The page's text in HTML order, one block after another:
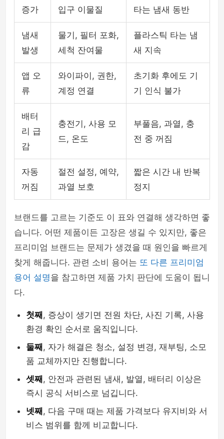
증가
입구 이물질
타는 냄새 동반
냄새
발생
물기, 필터 포화,
세척 잔여물
플라스틱 타는 냄
새 지속
앱 오
류
와이파이, 권한,
계정 연결
초기화 후에도 기
기 인식 불가
배터
리 급
감
충전기, 사용 모
드, 온도
부풀음, 과열, 충
전 중 꺼짐
자동
꺼짐
절전 설정, 예약,
과열 보호
짧은 시간 내 반복
정지
브랜드를 고르는 기준도 이 표와 연결해 생각하면 좋
습니다. 어떤 제품이든 고장은 생길 수 있지만, 좋은
프리미엄 브랜드는 문제가 생겼을 때 원인을 빠르게
찾게 해줍니다. 관련 소비 용어는 또 다른 프리미엄
용어 설명을 참고하면 제품 가치 판단에 도움이 됩니
다.
첫째 , 증상이 생기면 전원 차단, 사진 기록, 사용
환경 확인 순서로 움직입니다.
둘째 , 자가 해결은 청소, 설정 변경, 재부팅, 소모
품 교체까지만 진행합니다.
셋째 , 안전과 관련된 냄새, 발열, 배터리 이상은
즉시 공식 서비스로 넘깁니다.
넷째 , 다음 구매 때는 제품 가격보다 유지비와 서
비스 범위를 함께 비교합니다.